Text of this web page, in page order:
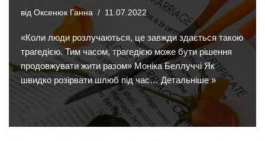
від Оксенюк Ганна 11.07.2022
«Коли люди розлучаються, це завжди здається такою
трагедією. Тим часом, трагедією може бути рішення
продовжувати жити разом» Моніка Беллуччі Як
швидко розірвати шлюб під час…Детальніше »